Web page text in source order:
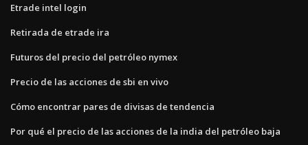
Etrade intel login
Retirada de etrade ira
Futuros del precio del petróleo nymex
Precio de las acciones de sbi en vivo
Cómo encontrar pares de divisas de tendencia
Por qué el precio de las acciones de la india del petróleo baja